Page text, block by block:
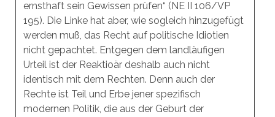
ernsthaft sein Gewissen prüfen“ (NE II 106/VP
195). Die Linke hat aber, wie sogleich hinzugefügt
werden muß, das Recht auf politische Idiotien
nicht gepachtet. Entgegen dem landläufigen
Urteil ist der Reaktioär deshalb auch nicht
identisch mit dem Rechten. Denn auch der
Rechte ist Teil und Erbe jener spezifisch
modernen Politik, die aus der Geburt der